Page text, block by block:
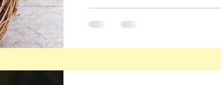
eingeladen, in der
das ein oder andere